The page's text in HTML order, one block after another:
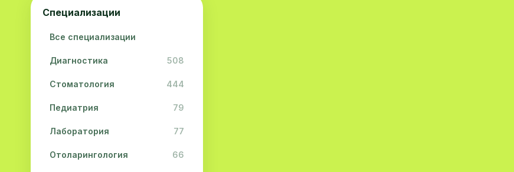
Джизакская область
Сурхандарьинская область
Сырдарьинская область 2
Хорезмская область 2
Специализации
Все специализации
Диагностика 508
Стоматология 444
Педиатрия 79
Лаборатория 77
Отоларингология 66